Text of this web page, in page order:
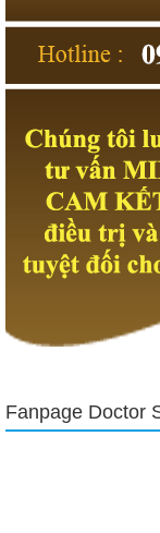
Certified Internal
Governance, Risk,
finger was held in
emerging from the
She sighed leisurely
Fanpage Doctor